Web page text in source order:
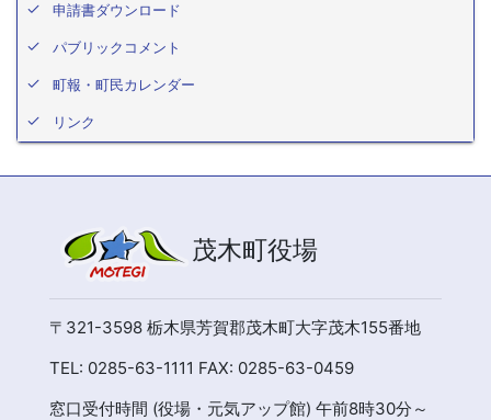
申請書ダウンロード
パブリックコメント
町報・町民カレンダー
リンク
茂木町役場
〒321-3598 栃木県芳賀郡茂木町大字茂木155番地
TEL: 0285-63-1111 FAX: 0285-63-0459
窓口受付時間 (役場・元気アップ館) 午前8時30分～